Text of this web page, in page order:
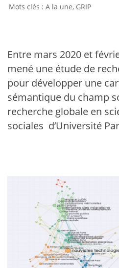
A la une, GRIP
Entre mars 2020 et
mené une étude de
pour développer une
sémantique du champ
recherche globale en
sociales d’Université